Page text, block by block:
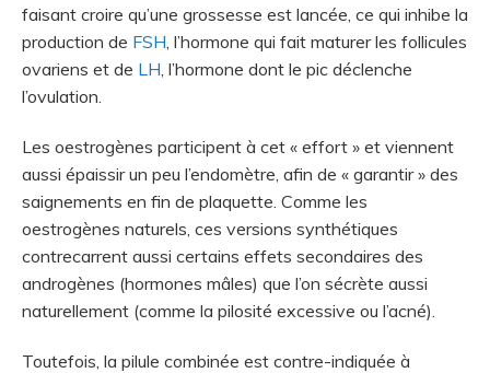
faisant croire qu’une grossesse est lancée, ce qui inhibe la
production de FSH, l’hormone qui fait maturer les follicules
ovariens et de LH, l’hormone dont le pic déclenche
l’ovulation.
Les oestrogènes participent à cet « effort » et viennent
aussi épaissir un peu l’endomètre, afin de « garantir » des
saignements en fin de plaquette. Comme les
oestrogènes naturels, ces versions synthétiques
contrecarrent aussi certains effets secondaires des
androgènes (hormones mâles) que l’on sécrète aussi
naturellement (comme la pilosité excessive ou l’acné).
Toutefois, la pilule combinée est contre-indiquée à